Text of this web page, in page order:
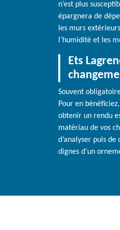
n’est plus
épargnera de
les murs
l’humidité et les
Ets
Souvent
Pour en
obtenir un rendu
matériau de vos
d’analyser puis
dignes d’un